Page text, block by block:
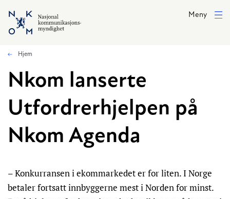
Hopp til hovedinnhold
Meny
Hjem
Nkom lanserte
Utfordrerhjelpen på
Nkom Agenda
– Konkurransen i ekommarkedet er for liten. I Norge
betaler fortsatt innbyggerne mest i Norden for minst.